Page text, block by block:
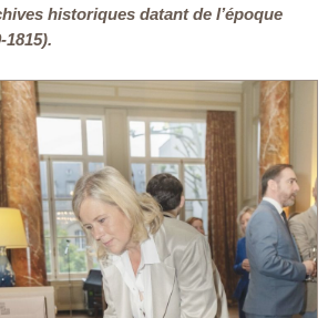
historiques datant de l’époque